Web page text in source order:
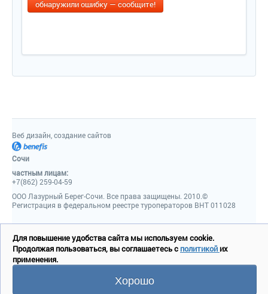
обнаружили ошибку — сообщите!
Веб дизайн, создание сайтов
Сочи
частным лицам:
+7(862) 259-04-59
ООО Лазурный Берег-Сочи. Все права защищены. 2010.©
Регистрация в федеральном реестре туроператоров ВНТ 011028
Для повышение удобства сайта мы используем cookie.
Продолжая пользоваться, вы соглашаетесь с политикойих
применения.
Хорошо